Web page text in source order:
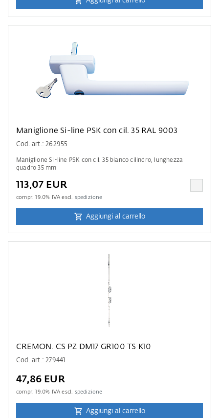
Maniglione Si-line PSK con cil. 35 RAL 9003
Cod. art.: 262955
Maniglione Si-line PSK con cil. 35 bianco cilindro, lunghezza
quadro 35 mm
113,07 EUR
compr.19.0% IVA escl. spedizione
Aggiungi al carrello
CREMON. CS PZ DM17 GR100 TS K10
Cod. art.: 279441
47,86 EUR
compr.19.0% IVA escl. spedizione
Aggiungi al carrello